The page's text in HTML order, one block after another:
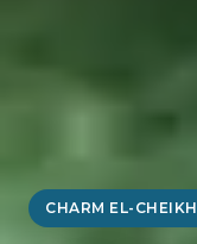
CHARM EL-CHEIKH